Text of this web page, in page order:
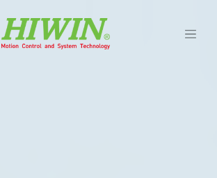
o conteúdo principal